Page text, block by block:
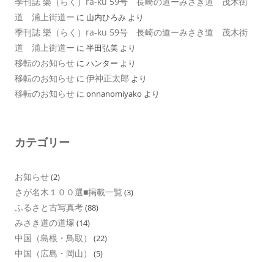
道 浦上街道ー に 山内ひろみ より
季刊誌 樂（らく）ra-ku 59号 長崎の道ーみさき道 茂木街
道 浦上街道ー に 半田弘美 より
移転のお知らせ に ハンター より
移転のお知らせ に 伊神正太郎 より
移転のお知らせ に onnanomiyako より
カテゴリー
お知らせ(2)
さが名木１００選■掲載一覧 (3)
ふるさと古写真考(88)
みさき道の道塚 (14)
中国（島根・鳥取） (22)
中国（広島・岡山） (5)